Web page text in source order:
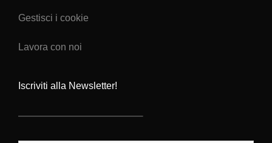
Gestisci i cookie
Lavora con noi
Iscriviti alla Newsletter!